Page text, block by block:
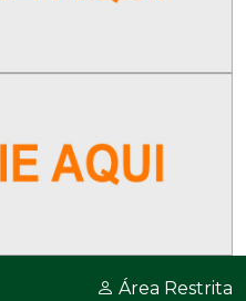
Área Restrita